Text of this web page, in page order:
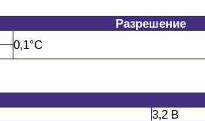
Разрешение
0,1°C
3,2 В